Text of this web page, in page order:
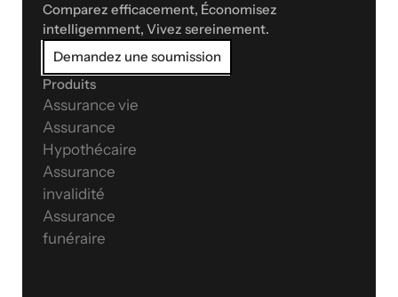
Comparez efficacement, Économisez
intelligemment, Vivez sereinement.
Demandez une soumission
Produits
Assurance vie
Assurance
Hypothécaire
Assurance
invalidité
Assurance
funéraire